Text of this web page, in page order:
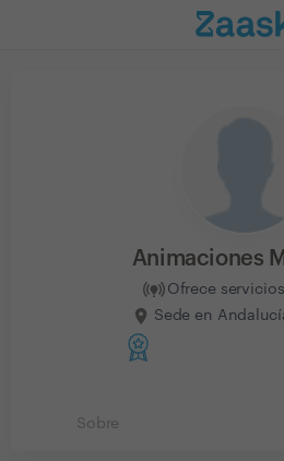
Animaciones
Ofrece
Sede en
Sobre